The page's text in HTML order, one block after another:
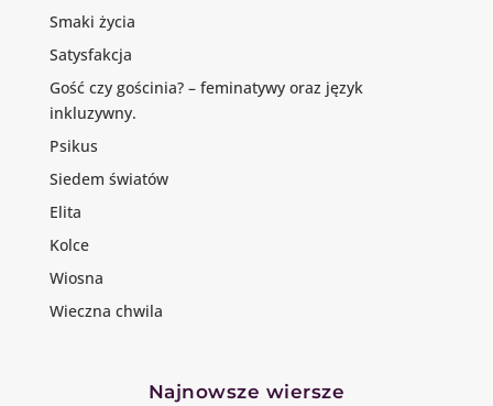
Smaki życia
Satysfakcja
Gość czy gościnia? – feminatywy oraz język
inkluzywny.
Psikus
Siedem światów
Elita
Kolce
Wiosna
Wieczna chwila
Najnowsze wiersze